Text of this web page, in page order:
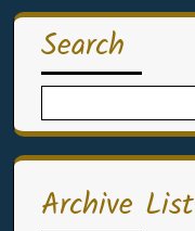
Search
for:
Archive List